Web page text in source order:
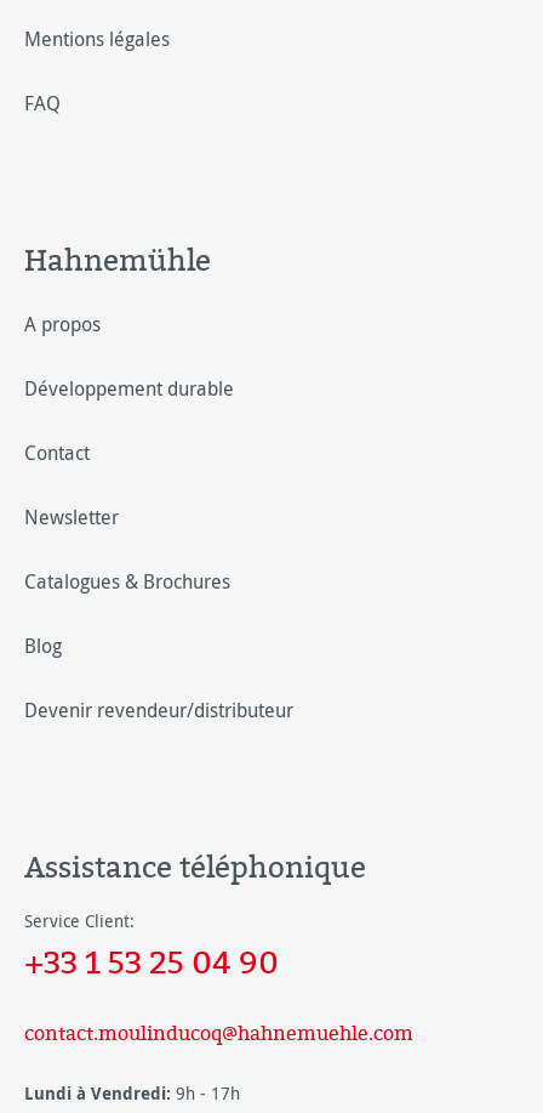
Mentions légales
FAQ
Hahnemühle
A propos
Développement durable
Contact
Newsletter
Catalogues & Brochures
Blog
Devenir revendeur/distributeur
Assistance téléphonique
Service Client:
+33 1 53 25 04 90
contact.moulinducoq@hahnemuehle.com
Lundi à Vendredi: 9h - 17h